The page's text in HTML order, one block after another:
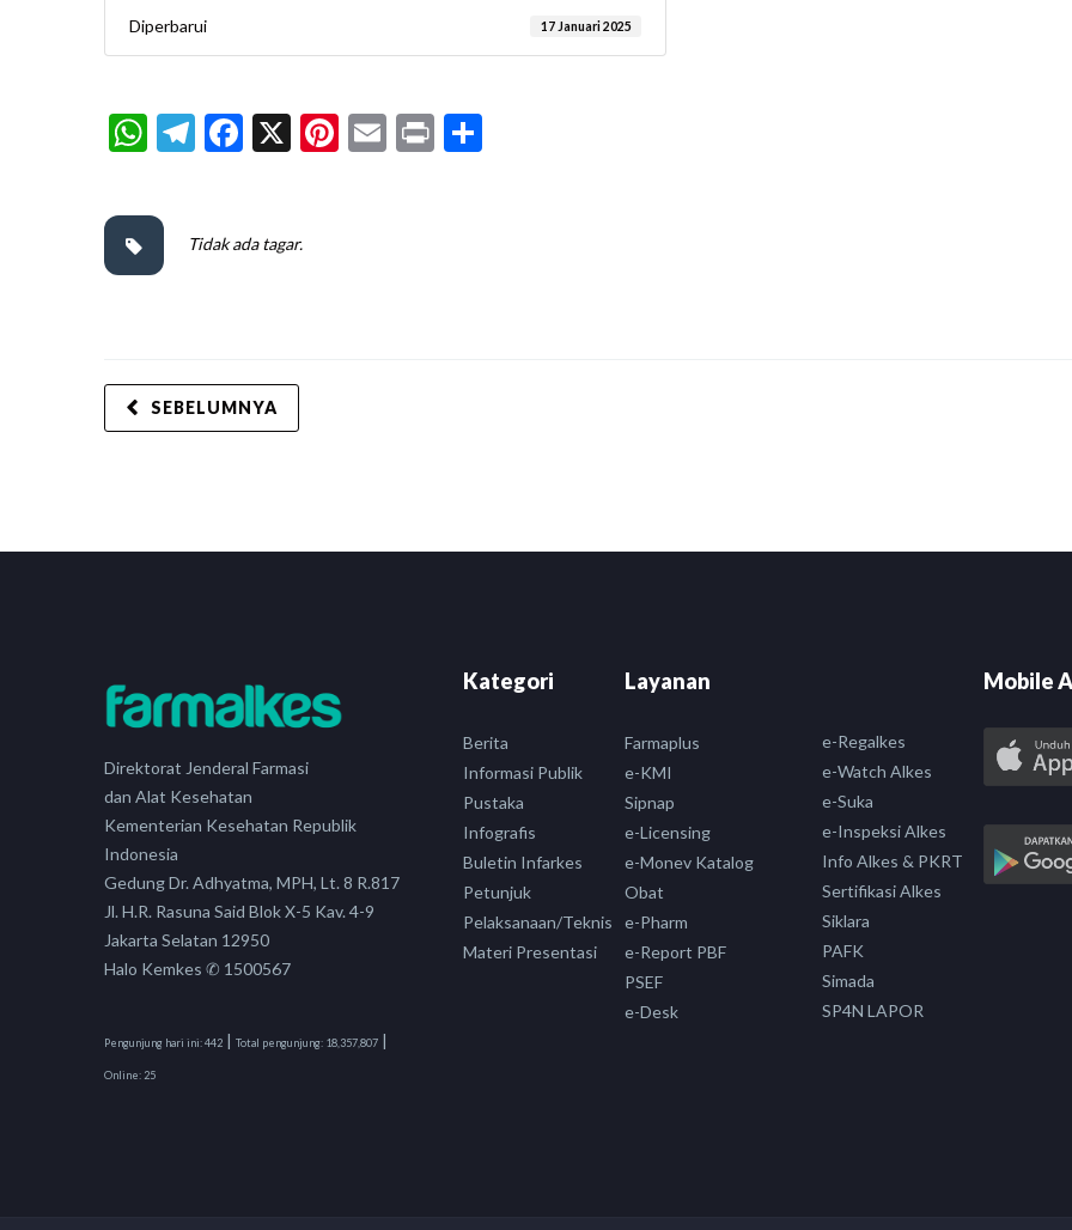
Diperbarui 17 Januari 2025
WhatsApp
Telegram
Facebook
X Pinterest
Email
Print
Tidak ada tagar.
SEBELUMNYA
Direktorat Jenderal Farmasi
dan Alat Kesehatan
Kementerian Kesehatan Republik
Indonesia
Gedung Dr. Adhyatma, MPH, Lt. 8 R.817
Jl. H.R. Rasuna Said Blok X-5 Kav. 4-9
Jakarta Selatan 12950
Halo Kemkes ✆ 1500567
Pengunjung hari ini:442 | Total pengunjung: 18,357,807 |
Online:25
Kategori
Berita
Informasi Publik
Pustaka
Infografis
Buletin Infarkes
Petunjuk
Pelaksanaan/Teknis
Materi Presentasi
Layanan
Farmaplus
e-KMI
Sipnap
e-Licensing
e-Monev Katalog
Obat
e-Pharm
e-Report PBF
PSEF
e-Desk
e-Regalkes
e-Watch Alkes
e-Suka
e-Inspeksi Alkes
Info Alkes & PKRT
Sertifikasi Alkes
Siklara
PAFK
Simada
SP4N LAPOR
Mobile